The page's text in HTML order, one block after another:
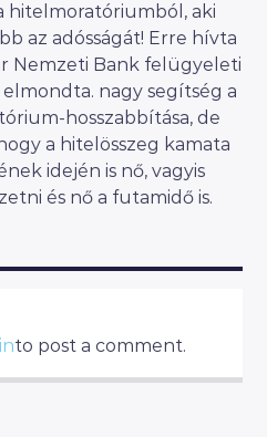
hitelmoratóriumból, aki
az adósságát! Erre hívta
Nemzeti Bank felügyeleti
nagy segítség a
hosszabbítása, de
a hitelösszeg kamata
idején is nő, vagyis
és nő a futamidő is.
to post a comment.